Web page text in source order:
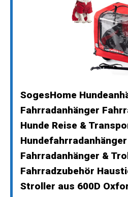
SogesHome
Fahrradanhänger
Hunde Reise &
Hundefahrradanhänger
Fahrradanhänger &
Fahrradzubehör
Stroller aus 600D